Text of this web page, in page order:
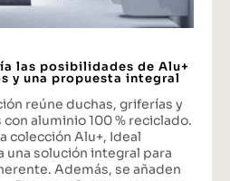
las posibilidades de Alu+
y una propuesta integral
reúne duchas, griferías y
aluminio 100 % reciclado.
colección Alu+, Ideal
una solución integral para
Además, se añaden